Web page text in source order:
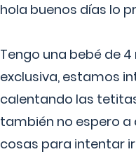
hola buenos días lo
Tengo una bebé de
exclusiva, estamos
calentando las
también no espero a
cosas para intentar